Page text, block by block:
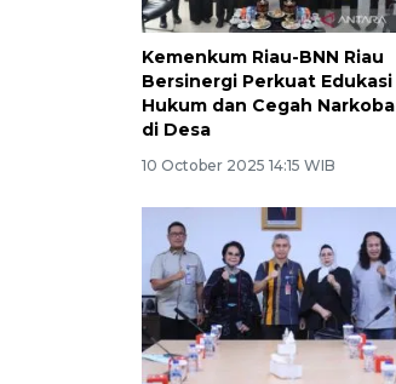
Kemenkum Riau-BNN Riau
Bersinergi Perkuat Edukasi
Hukum dan Cegah Narkoba
di Desa
10 October 2025 14:15 WIB